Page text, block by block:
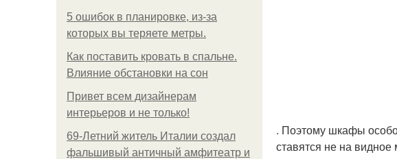
5 ошибок в планировке, из-за
которых вы теряете метры.
Как поставить кровать в спальне.
Влияние обстановки на сон
Привет всем дизайнерам
интерьеров и не только!
69-Летний житель Италии создал
фальшивый античный амфитеатр и
. Поэтому шкафы
ставятся не на видное